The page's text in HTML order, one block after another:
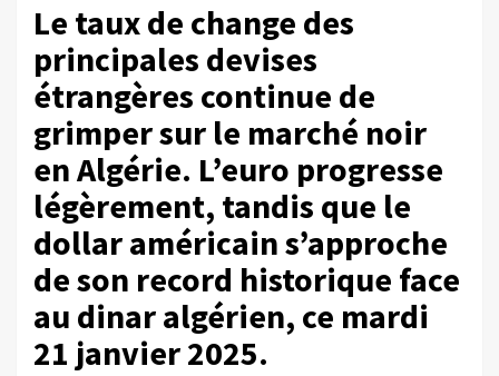
Le taux de change des
principales devises
étrangères continue de
grimper sur le marché noir
en Algérie. L’euro progresse
légèrement, tandis que le
dollar américain s’approche
de son record historique face
au dinar algérien, ce mardi
21 janvier 2025.